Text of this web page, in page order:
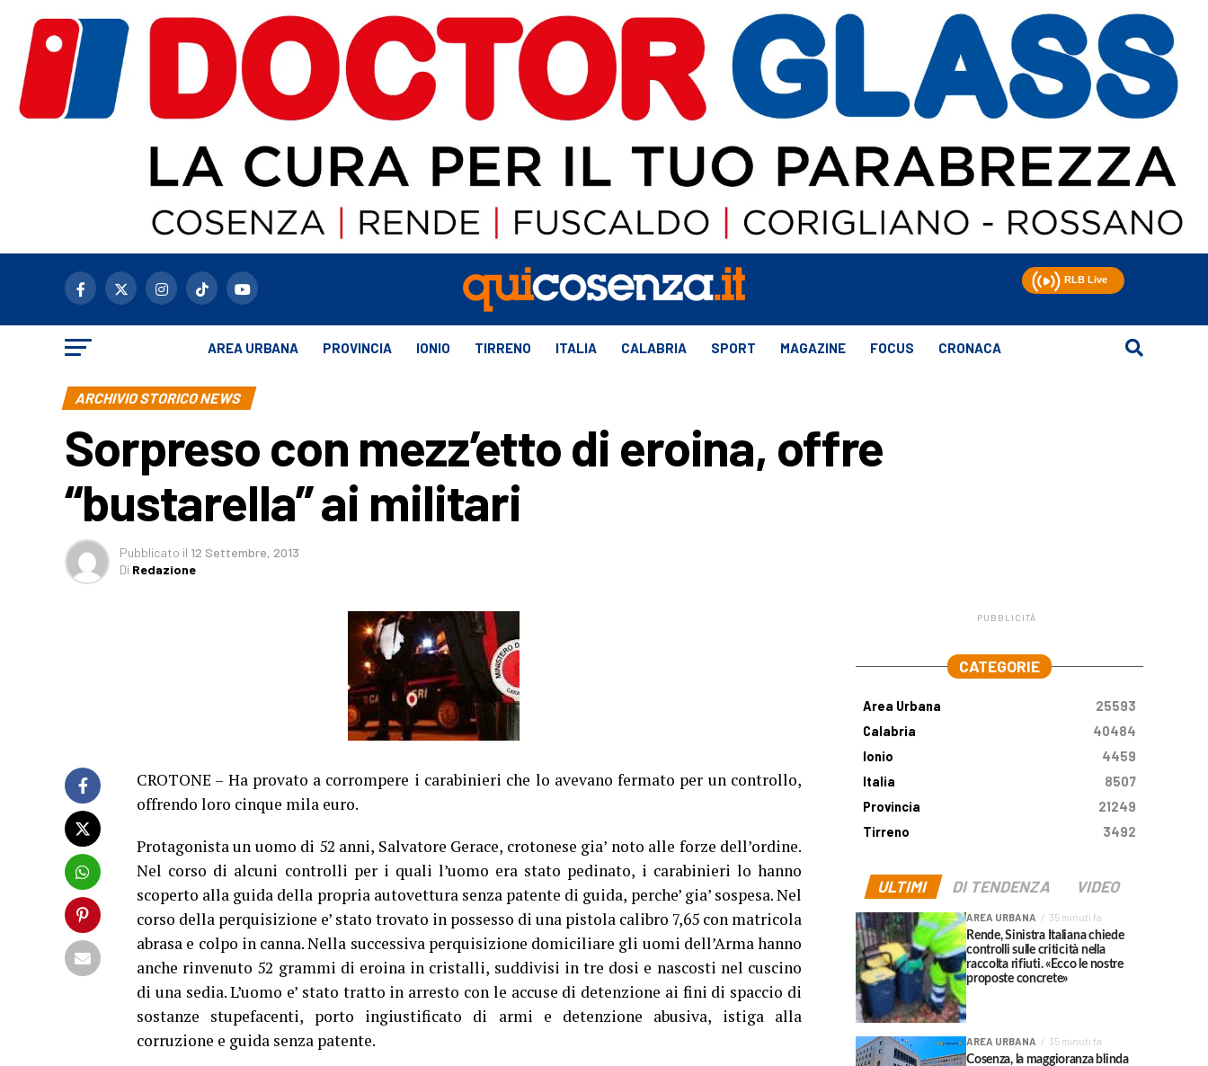
AREA URBANA PROVINCIA IONIO TIRRENO ITALIA CALABRIA SPORT MAGAZINE FOCUS CRONACA
ARCHIVIO STORICO NEWS
Sorpreso con mezz’etto di eroina, offre
“bustarella” ai militari
Pubblicato il 12 Settembre, 2013
Di Redazione
CROTONE – Ha provato a corrompere i carabinieri che lo avevano fermato per un controllo,
offrendo loro cinque mila euro.
Protagonista un uomo di 52 anni, Salvatore Gerace, crotonese gia’ noto alle forze dell’ordine.
Nel corso di alcuni controlli per i quali l’uomo era stato pedinato, i carabinieri lo hanno
scoperto alla guida della propria autovettura senza patente di guida, perche’ gia’ sospesa. Nel
corso della perquisizione e’ stato trovato in possesso di una pistola calibro 7,65 con matricola
abrasa e colpo in canna. Nella successiva perquisizione domiciliare gli uomi dell’Arma hanno
anche rinvenuto 52 grammi di eroina in cristalli, suddivisi in tre dosi e nascosti nel cuscino
di una sedia. L’uomo e’ stato tratto in arresto con le accuse di detenzione ai fini di spaccio di
sostanze stupefacenti, porto ingiustificato di armi e detenzione abusiva, istiga alla
corruzione e guida senza patente.
PUBBLICITÀ
CATEGORIE
Area Urbana
25593
Calabria
40484
Ionio
4459
Italia
8507
Provincia
21249
Tirreno
3492
ULTIMI DI TENDENZA VIDEO
AREA URBANA 35 minuti fa
Rende, Sinistra Italiana chiede
controlli sulle criticità nella
raccolta rifiuti. «Ecco le nostre
proposte concrete»
AREA URBANA 35 minuti fa
Cosenza, la maggioranza blinda